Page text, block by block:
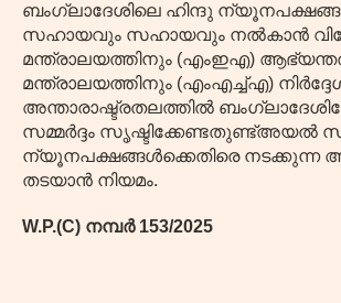
ബംഗ്ലാദേശിലെ ഹിന്ദു
സഹായവും സഹായവും നൽകാൻ
മന്ത്രാലയത്തിനും (എംഇഎ)
മന്ത്രാലയത്തിനും (എംഎച്ച്എ)
അന്താരാഷ്ട്രതലത്തിൽ
സമ്മർദ്ദം സൃഷ്ടിക്കേണ്ടതുണ്ട്അയൽ
ന്യൂനപക്ഷങ്ങൾക്കെതിരെ നടക്കുന്ന
തടയാൻ നിയമം.
W.P.(C) നമ്പർ 153/2025